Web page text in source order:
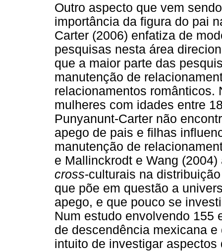
Outro aspecto que vem
importância da figura do pai
Carter (2006) enfatiza de
pesquisas nesta área
que a maior parte das
manutenção de
relacionamentos românticos.
mulheres com idades entre
Punyanunt-Carter não
apego de pais e filhas
manutenção de
e Mallinckrodt e Wang
cross-culturais na
que põe em questão a
apego, e que pouco se
Num estudo envolvendo 155
de descendência mexicana
intuito de investigar